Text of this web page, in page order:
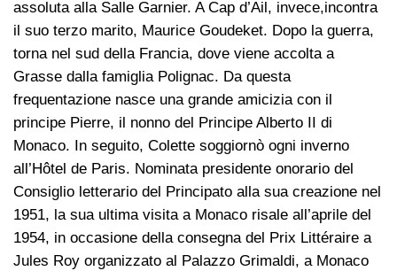
assoluta alla Salle Garnier. A Cap d’Ail, invece,incontra
il suo terzo marito, Maurice Goudeket. Dopo la guerra,
torna nel sud della Francia, dove viene accolta a
Grasse dalla famiglia Polignac. Da questa
frequentazione nasce una grande amicizia con il
principe Pierre, il nonno del Principe Alberto II di
Monaco. In seguito, Colette soggiornò ogni inverno
all’Hôtel de Paris. Nominata presidente onorario del
Consiglio letterario del Principato alla sua creazione nel
1951, la sua ultima visita a Monaco risale all’aprile del
1954, in occasione della consegna del Prix Littéraire a
Jules Roy organizzato al Palazzo Grimaldi, a Monaco